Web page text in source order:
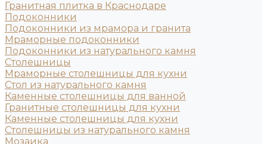
Гранитная плитка в Краснодаре
Подоконники
Подоконники из мрамора и гранита
Мраморные подоконники
Подоконники из натурального камня
Столешницы
Мраморные столешницы для кухни
Стол из натурального камня
Каменные столешницы для ванной
Гранитные столешницы для кухни
Каменные столешницы для кухни
Столешницы из натурального камня
Мозаика